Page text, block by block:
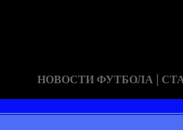
НОВОСТИ ФУТБОЛА |